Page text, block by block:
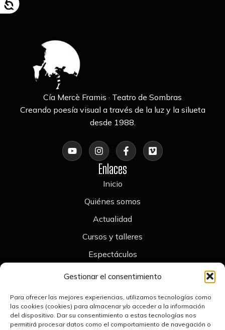
Gestionar el consentimiento
Para ofrecer las mejores experiencias, utilizamos tecnologías como
las cookies (cookies) para almacenar y/o acceder a la información
del dispositivo. Dar su consentimiento a estas tecnologías nos
permitirá procesar datos como el comportamiento de navegación o
Cía Mercè Framis · Teatro de Sombras
Creando poesía visual a través de la luz y la silueta
desde 1988.
Enlaces
Inicio
Quiénes somos
Actualidad
Cursos y talleres
Espectáculos
Contacto
Aviso legal
Política de cookies